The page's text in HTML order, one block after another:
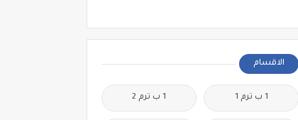
الاقسام
1 ب ترم 1 1 ب ترم 2